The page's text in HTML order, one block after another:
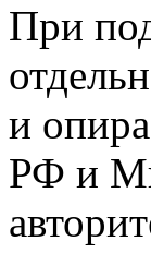
При
и
РФ и